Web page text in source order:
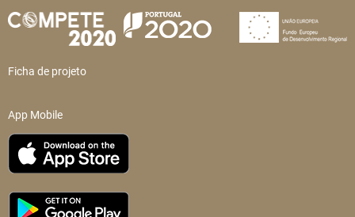
Ficha de projeto
App Mobile